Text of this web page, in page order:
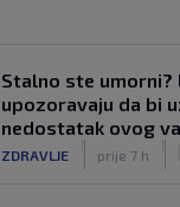
Stalno ste umorni?
upozoravaju da bi
nedostatak ovog
ZDRAVLJE prije 7 h